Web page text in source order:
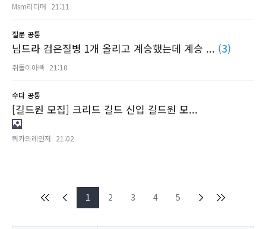
Msm리디머 21:11
질문 공통
님드라 검은질병 1개 올리고 계승했는데 계승 ... (3)
쥐돌이아빠 21:10
수다 공통
[길드원 모집] 크리드 길드 신입 길드원 모...
쿼카의레인저 21:02
1 2 3 4 5